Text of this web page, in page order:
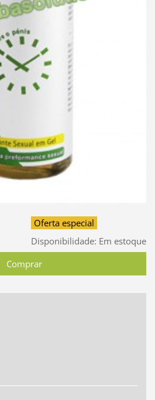
Oferta especial
Disponibilidade: Em estoque